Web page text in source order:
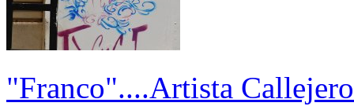
"Franco"....Artista